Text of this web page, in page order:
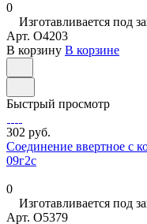
0
Изготавливается под
Арт. O4203
В корзину В корзине
Быстрый просмотр
302 руб.
Соединение ввертное с
09г2с
0
Изготавливается под
Арт. O5379